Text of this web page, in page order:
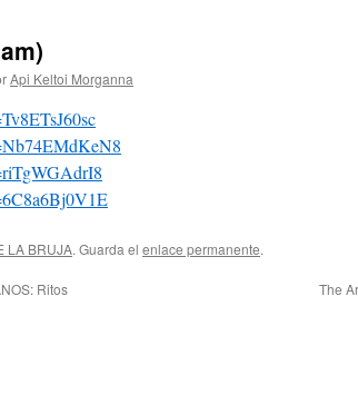
Api Keltoi Morganna
LA BRUJA. Guarda el enlace permanente.
Ritos
The